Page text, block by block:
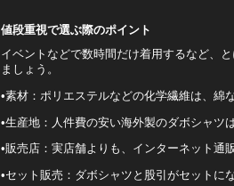
値段重視で選ぶ際のポイント
イベントなどで数時間だけ着用するなど、
ましょう。
•素材：ポリエステルなどの化学繊維は、綿
•生産地：人件費の安い海外製のダボシャツ
•販売店：実店舗よりも、インターネット通
•セット販売：ダボシャツと股引がセットに